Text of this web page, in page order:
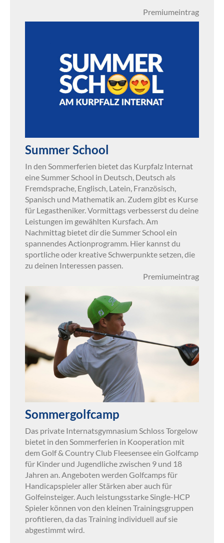
Premiumeintrag
Summer School
In den Sommerferien bietet das Kurpfalz Internat
eine Summer School in Deutsch, Deutsch als
Fremdsprache, Englisch, Latein, Französisch,
Spanisch und Mathematik an. Zudem gibt es Kurse
für Legastheniker. Vormittags verbesserst du deine
Leistungen im gewählten Kursfach. Am
Nachmittag bietet dir die Summer School ein
spannendes Actionprogramm. Hier kannst du
sportliche oder kreative Schwerpunkte setzen, die
zu deinen Interessen passen.
Premiumeintrag
Sommergolfcamp
Das private Internatsgymnasium Schloss Torgelow
bietet in den Sommerferien in Kooperation mit
dem Golf & Country Club Fleesensee ein Golfcamp
für Kinder und Jugendliche zwischen 9 und 18
Jahren an. Angeboten werden Golfcamps für
Handicapspieler aller Stärken aber auch für
Golfeinsteiger. Auch leistungsstarke Single-HCP
Spieler können von den kleinen Trainingsgruppen
profitieren, da das Training individuell auf sie
abgestimmt wird.